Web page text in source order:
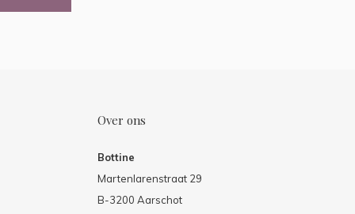
Over ons
Bottine
Martenlarenstraat 29
B-3200 Aarschot